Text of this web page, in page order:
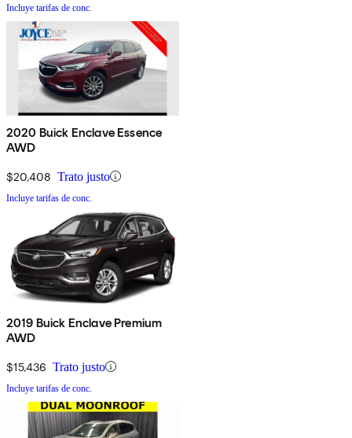
Incluye tarifas de conc.
2020 Buick Enclave Essence
AWD
$20,408 Trato justo
Incluye tarifas de conc.
2019 Buick Enclave Premium
AWD
$15,436 Trato justo
Incluye tarifas de conc.